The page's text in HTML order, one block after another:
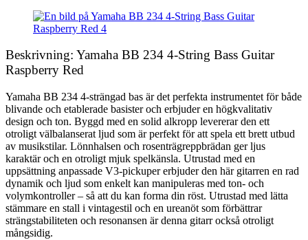
Beskrivning: Yamaha BB 234 4-String Bass Guitar
Raspberry Red
Yamaha BB 234 4-strängad bas är det perfekta instrumentet för både
blivande och etablerade basister och erbjuder en högkvalitativ
design och ton. Byggd med en solid alkropp levererar den ett
otroligt välbalanserat ljud som är perfekt för att spela ett brett utbud
av musikstilar. Lönnhalsen och rosenträgreppbrädan ger ljus
karaktär och en otroligt mjuk spelkänsla. Utrustad med en
uppsättning anpassade V3-pickuper erbjuder den här gitarren en rad
dynamik och ljud som enkelt kan manipuleras med ton- och
volymkontroller – så att du kan forma din röst. Utrustad med lätta
stämmare en stall i vintagestil och en ureanöt som förbättrar
strängstabiliteten och resonansen är denna gitarr också otroligt
mångsidig.